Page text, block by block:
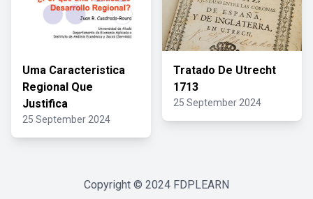
Uma Caracteristica
Regional Que
Justifica
25 September 2024
Tratado De Utrecht
1713
25 September 2024
Copyright © 2024 FDPLEARN